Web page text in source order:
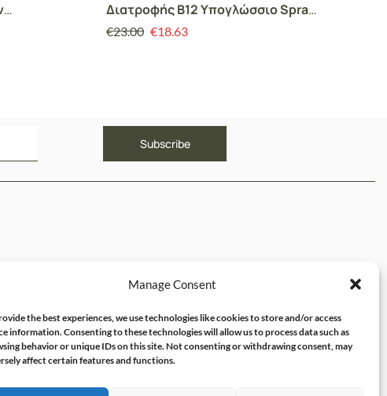
Manage Consent
the best experiences, we use technologies like cookies to store and/or access
information. Consenting to these technologies will allow us to process data such as
behavior or unique IDs on this site. Not consenting or withdrawing consent, may
affect certain features and functions.
Διατροφής B12 Υπογλώσσιο Spray
25ml
€23.00 €18.63
ΣΥΝΔΕΣΜΟΙ
μου
μας